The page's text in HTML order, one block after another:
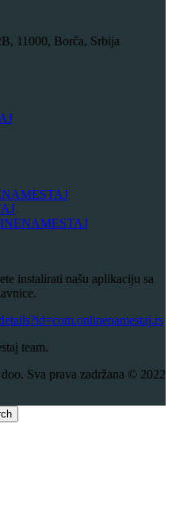
11000, Borča, Srbija
instalirati našu aplikaciju sa
team.
Sva prava zadržana © 2022